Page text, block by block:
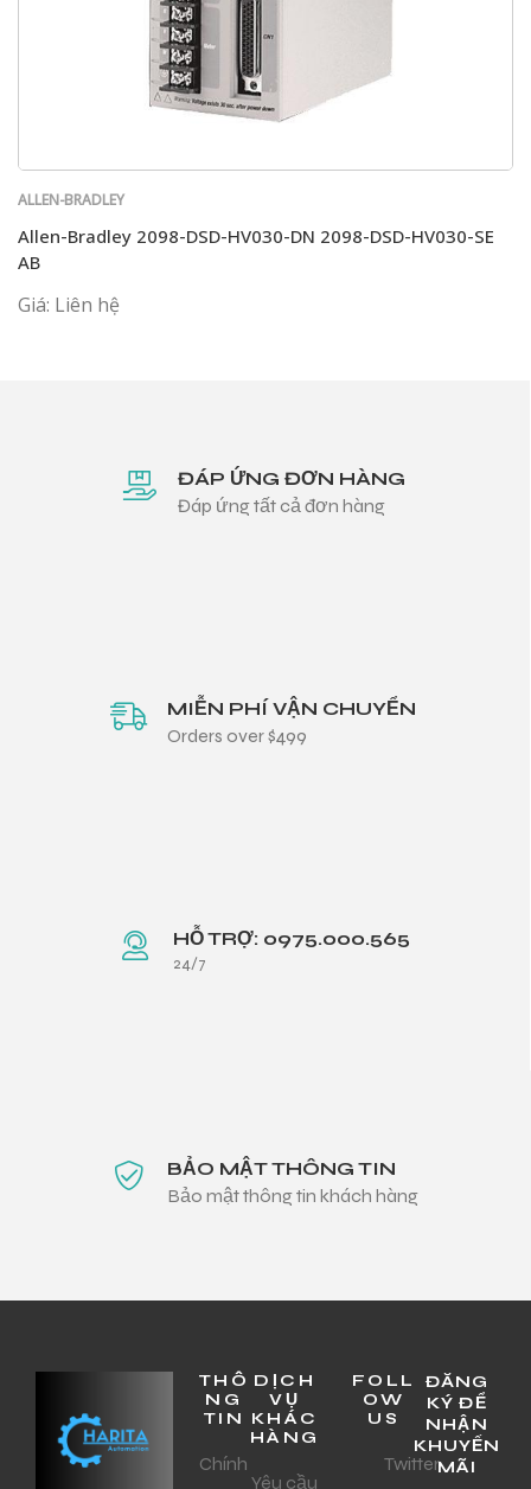
ALLEN-BRADLEY
Allen-Bradley 2098-DSD-HV030-DN 2098-DSD-HV030-SE
AB
Giá: Liên hệ
ĐÁP ỨNG ĐƠN HÀNG
Đáp ứng tất cả đơn hàng
MIỄN PHÍ VẬN CHUYỂN
Orders over $499
HỖ TRỢ: 0975.000.565
24/7
BẢO MẬT THÔNG TIN
Bảo mật thông tin khách hàng
THÔ
NG
TIN
Chính
DỊCH
VỤ
KHÁC
HÀNG
Yêu cầu
FOLL
OW
US
Twitter
ĐĂNG
KÝ ĐỂ
NHẬN
KHUYẾN
MÃI